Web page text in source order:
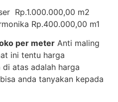
Rp.1.000.000,00 m2
Rp.400.000,00 m1
per meter Anti maling
ini tentu harga
atas adalah harga
anda tanyakan kepada